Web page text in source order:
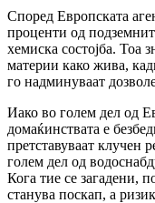
Според Европската
проценти од
хемиска состојба. Тоа
материи како жива,
го надминуваат
Иако во голем дел од
домаќинствата е
претставуваат клучен
голем дел од
Кога тие се загадени,
станува поскап, а